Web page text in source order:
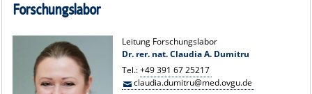
Forschungslabor
Leitung Forschungslabor
Dr. rer. nat. Claudia A. Dumitru
Tel.:+49 391 67 25217
claudia.dumitru@med.ovgu.de